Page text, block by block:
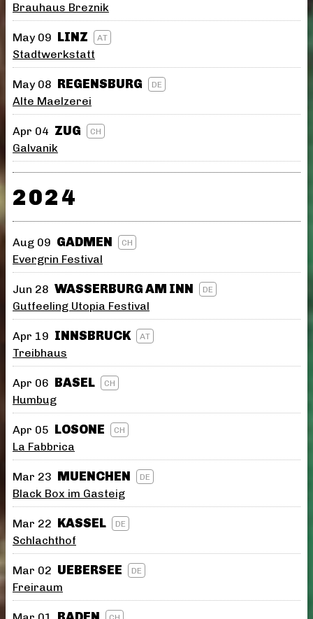
Brauhaus Breznik
May 09 AT
LINZ
Stadtwerkstatt
May 08 DE
REGENSBURG
Alte Maelzerei
Apr 04 CH
ZUG
Galvanik
2024
Aug 09 CH
GADMEN
Evergrin Festival
Jun 28 DE
WASSERBURG AM INN
Gutfeeling Utopia Festival
Apr 19 AT
INNSBRUCK
Treibhaus
Apr 06 CH
BASEL
Humbug
Apr 05 CH
LOSONE
La Fabbrica
Mar 23 DE
MUENCHEN
Black Box im Gasteig
Mar 22 DE
KASSEL
Schlachthof
Mar 02 DE
UEBERSEE
Freiraum